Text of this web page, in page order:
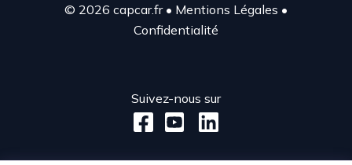
© 2026 capcar.fr• Mentions Légales •
Confidentialité
Suivez-nous sur